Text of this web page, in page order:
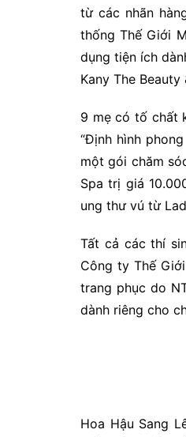
từ các nhãn
thống Thế Giới
dụng tiện ích
Kany The
9 mẹ có tố chất
“Định hình
một gói chăm
Spa trị giá
ung thư vú từ
Tất cả các thí
Công ty Thế
trang phục do
dành riêng cho
Hoa Hậu Sang